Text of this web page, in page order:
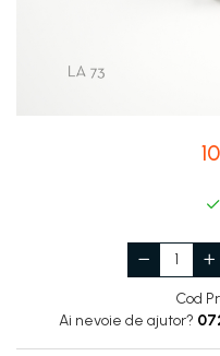
Capiteluri coloane
Inele semicoloane
Cod
Ai nevoie de ajutor?